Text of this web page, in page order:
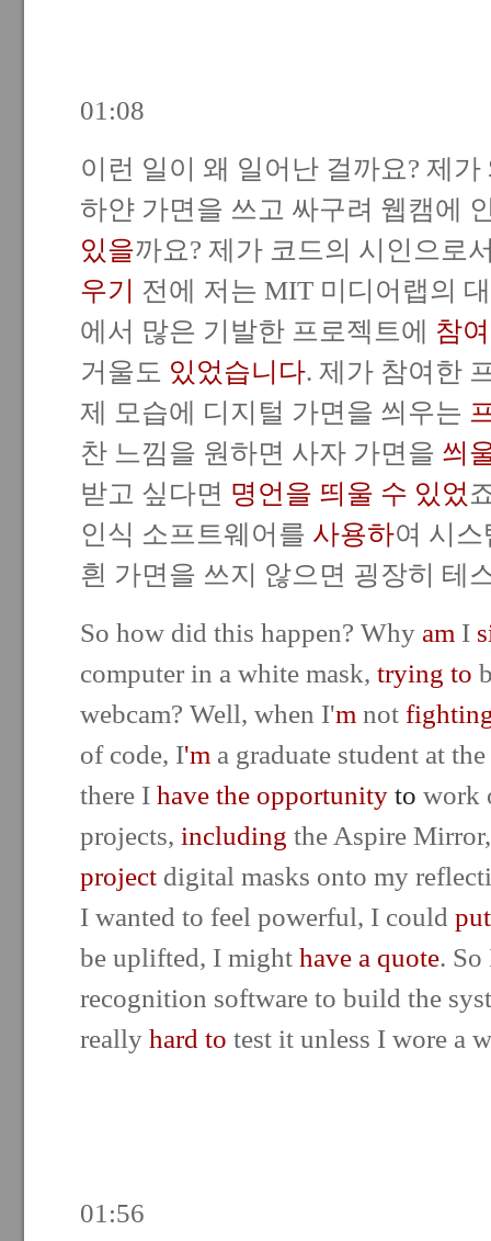
01:08
이런 일이 왜 일어난 걸까요? 제
하얀 가면을 쓰고 싸구려 웹캠에
있을까요? 제가 코드의 시인으로
우기
전에 저는 MIT 미디어랩의
에서 많은 기발한 프로젝트에 참
거울도 있었습니다. 제가 참여한
제 모습에 디지털 가면을 씌우는
찬 느낌을 원하면 사자 가면을 씌
받고 싶다면 명언을 띄울 수 있었
인식 소프트웨어를 사용하여 시
흰 가면을 쓰지 않으면 굉장히 테
So how did this happen? Why am I
computer in a white mask, trying to
webcam? Well, when I'm not
of code, I'm a graduate student at
there I have the opportunity to work
projects, including the Aspire
project digital masks onto my
I wanted to feel powerful, I could put
be uplifted, I might have a quote.
recognition software to build the
really hard to test it unless I wore a
01:56